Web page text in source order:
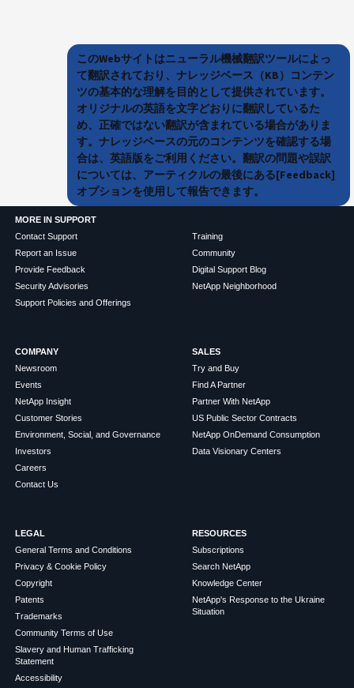
このWebサイトはニューラル機械翻訳ツールによっ
て翻訳されており、ナレッジベース（KB）コンテン
ツの基本的な理解を目的として提供されています。
オリジナルの英語を文字どおりに翻訳しているた
め、正確ではない翻訳が含まれている場合がありま
す。ナレッジベースの元のコンテンツを確認する場
合は、英語版をご利用ください。翻訳の問題や誤訳
については、アーティクルの最後にある[Feedback]
オプションを使用して報告できます。
MORE IN SUPPORT
Contact Support
Report an Issue
Provide Feedback
Security Advisories
Support Policies and Offerings
Training
Community
Digital Support Blog
NetApp Neighborhood
COMPANY
Newsroom
Events
NetApp Insight
Customer Stories
Environment, Social, and Governance
Investors
Careers
Contact Us
SALES
Try and Buy
Find A Partner
Partner With NetApp
US Public Sector Contracts
NetApp OnDemand Consumption
Data Visionary Centers
LEGAL
General Terms and Conditions
Privacy & Cookie Policy
Copyright
Patents
Trademarks
Community Terms of Use
Slavery and Human Trafficking
Statement
Accessibility
RESOURCES
Subscriptions
Search NetApp
Knowledge Center
NetApp's Response to the Ukraine
Situation